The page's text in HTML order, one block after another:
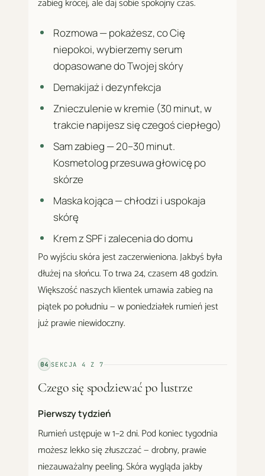
zabieg krócej, ale daj sobie spokojny czas.
Rozmowa — pokażesz, co Cię
niepokoi, wybierzemy serum
dopasowane do Twojej skóry
Demakijaż i dezynfekcja
Znieczulenie w kremie (30 minut, w
trakcie napijesz się czegoś ciepłego)
Sam zabieg — 20–30 minut.
Kosmetolog przesuwa głowicę po
skórze
Maska kojąca — chłodzi i uspokaja
skórę
Krem z SPF i zalecenia do domu
Po wyjściu skóra jest zaczerwieniona. Jakbyś była
dłużej na słońcu. To trwa 24, czasem 48 godzin.
Większość naszych klientek umawia zabieg na
piątek po południu — w poniedziałek rumień jest
już prawie niewidoczny.
04 SEKCJA4 Z7
Czego się spodziewać po lustrze
Pierwszy tydzień
Rumień ustępuje w 1–2 dni. Pod koniec tygodnia
możesz lekko się złuszczać — drobny, prawie
niezauważalny peeling. Skóra wygląda jakby